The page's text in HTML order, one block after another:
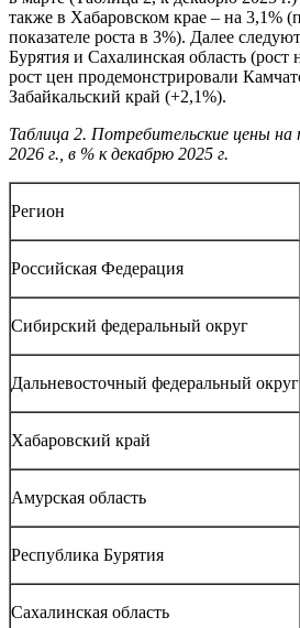
также в Хабаровском крае – на 3,1%
показателе роста в 3%). Далее
Бурятия и Сахалинская область
рост цен продемонстрировали
Забайкальский край (+2,1%).
Таблица 2. Потребительские цены
2026 г., в % к декабрю 2025 г.
Регион
Российская Федерация
Сибирский федеральный округ
Дальневосточный федеральный округ
Хабаровский край
Амурская область
Республика Бурятия
Сахалинская область